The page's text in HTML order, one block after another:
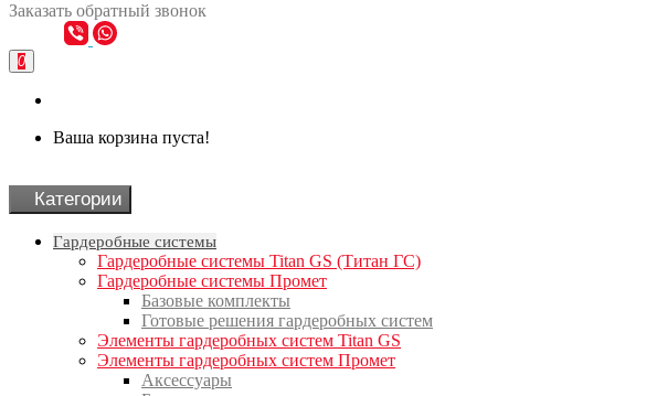
Заказать обратный звонок
0
Ваша корзина пуста!
Категории
Гардеробные системы
Гардеробные системы Titan GS (Титан ГС)
Гардеробные системы Промет
Базовые комплекты
Готовые решения гардеробных систем
Элементы гардеробных систем Titan GS
Элементы гардеробных систем Промет
Аксессуары